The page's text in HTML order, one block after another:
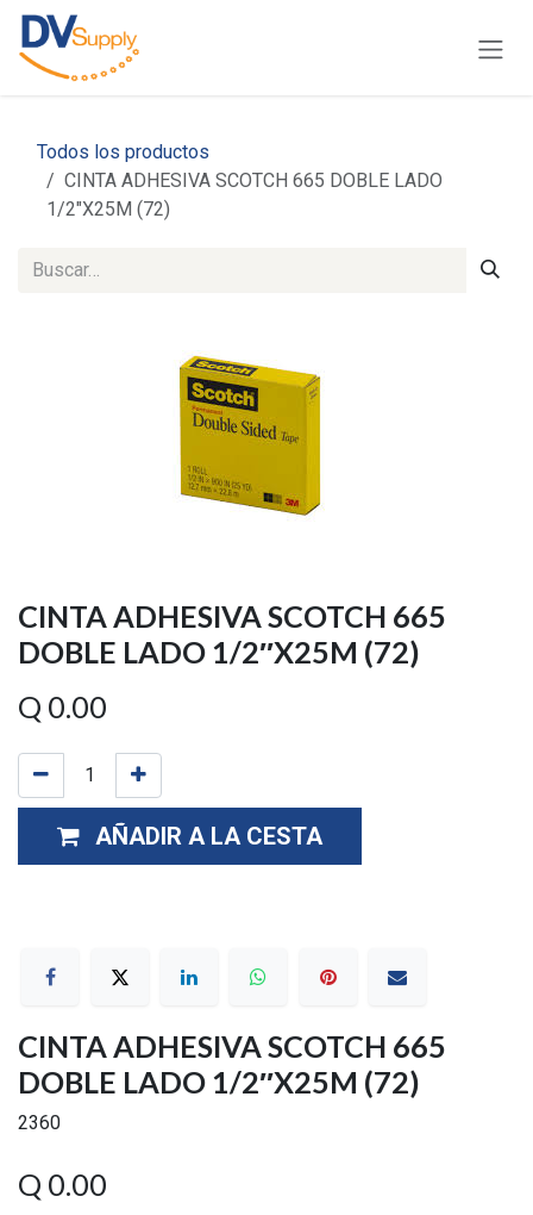
Ir al contenido
Todos los productos
CINTA ADHESIVA SCOTCH 665 DOBLE LADO
1/2″X25M (72)
CINTA ADHESIVA SCOTCH 665
DOBLE LADO 1/2″X25M (72)
Q 0.00
AÑADIR A LA CESTA
CINTA ADHESIVA SCOTCH 665
DOBLE LADO 1/2″X25M (72)
2360
Q 0.00